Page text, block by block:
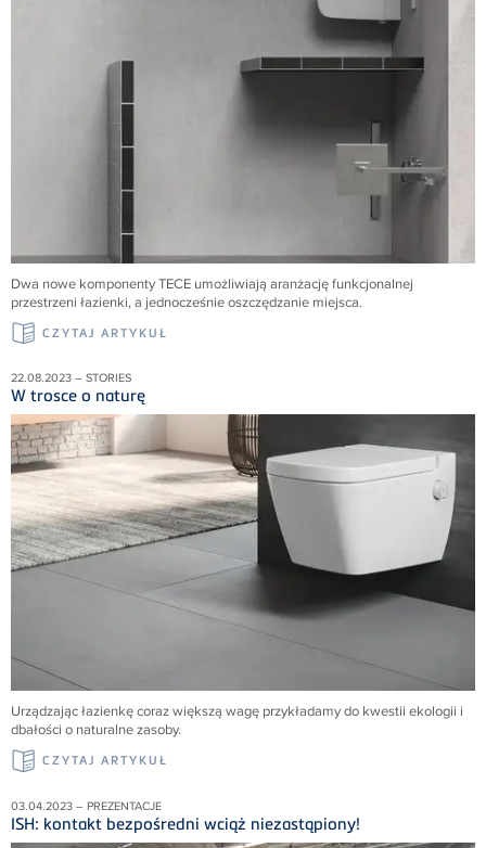
Dwa nowe komponenty TECE umożliwiają aranżację funkcjonalnej
przestrzeni łazienki, a jednocześnie oszczędzanie miejsca.
CZYTAJ ARTYKUŁ
22.08.2023 – STORIES
W trosce o naturę
Urządzając łazienkę coraz większą wagę przykładamy do kwestii ekologii i
dbałości o naturalne zasoby.
CZYTAJ ARTYKUŁ
03.04.2023 – PREZENTACJE
ISH: kontakt bezpośredni wciąż niezastąpiony!